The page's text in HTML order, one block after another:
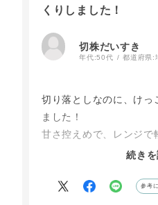
くりしました！
切株だいすき
年代:50代 都道府県:
切り落としなのに、けっ
ました！
甘さ控えめで、レンジで
弾力のあるふかふかの食
濃い味や、香料の好きな
続き
参考